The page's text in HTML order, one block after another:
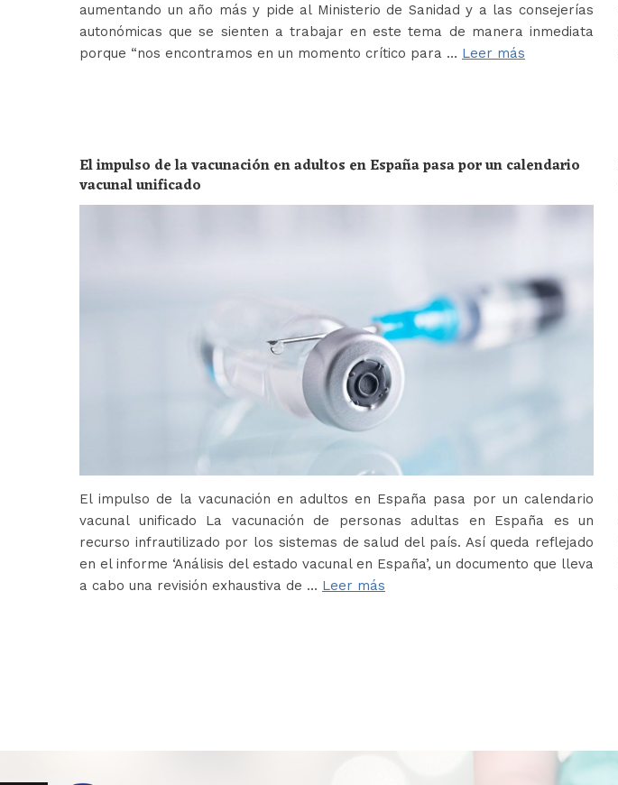
aumentando un año más y pide al Ministerio de Sanidad y a las consejerías
autonómicas que se sienten a trabajar en este tema de manera inmediata
porque “nos encontramos en un momento crítico para … Leer más
El impulso de la vacunación en adultos en España pasa por un calendario
vacunal unificado
El impulso de la vacunación en adultos en España pasa por un calendario
vacunal unificado La vacunación de personas adultas en España es un
recurso infrautilizado por los sistemas de salud del país. Así queda reflejado
en el informe ‘Análisis del estado vacunal en España’, un documento que lleva
a cabo una revisión exhaustiva de … Leer más